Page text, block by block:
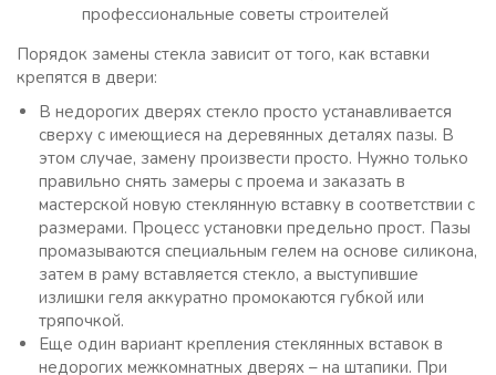
Порядок замены стекла зависит от того, как вставки
крепятся в двери:
В недорогих дверях стекло просто устанавливается
сверху с имеющиеся на деревянных деталях пазы. В
этом случае, замену произвести просто. Нужно только
правильно снять замеры с проема и заказать в
мастерской новую стеклянную вставку в соответствии с
размерами. Процесс установки предельно прост. Пазы
промазываются специальным гелем на основе силикона,
затем в раму вставляется стекло, а выступившие
излишки геля аккуратно промокаются губкой или
тряпочкой.
Еще один вариант крепления стеклянных вставок в
недорогих межкомнатных дверях – на штапики. При